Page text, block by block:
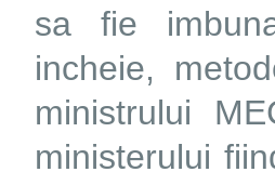
sa fie
incheie,
ministrului
ministerului